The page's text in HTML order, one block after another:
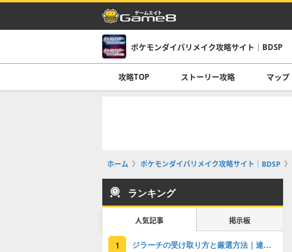
ポケモンダイパリメイク攻略サイト｜BDSP
攻略TOP ストーリー攻略 マップ
ホーム ポケモンダイパリメイク攻略サイト｜BDSP
ランキング
人気記事 掲示板
1 ジラーチの受け取り方と厳選方法｜連動特典